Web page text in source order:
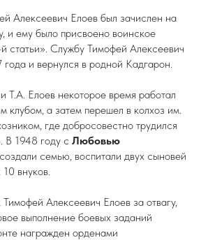
Алексеевич Елоев был зачислен на
и ему было присвоено воинское
статьи». Службу Тимофей Алексеевич
года и вернулся в родной Кадгарон.
Т.А. Елоев некоторое время работал
клубом, а затем перешел в колхоз им.
где добросовестно трудился
В 1948 году с Любовью
семью, воспитали двух сыновей
внуков.
Алексеевич Елоев за отвагу,
выполнение боевых заданий
награжден орденами